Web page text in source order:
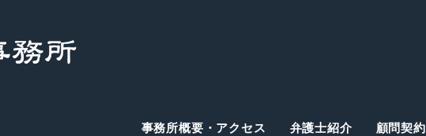
事務所概要・アクセス 弁護士紹介 顧問契約